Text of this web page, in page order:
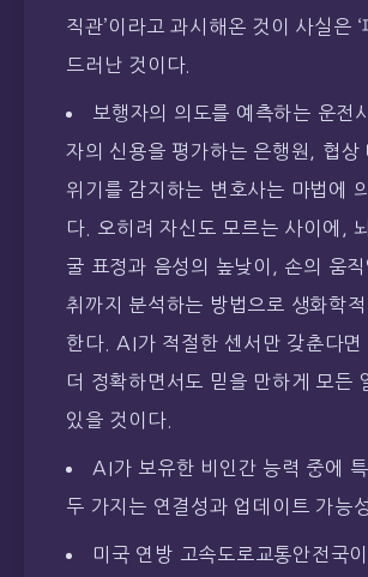
직관’이라고 과시해온 것이 사실은 ‘
드러난 것이다.
보행자의 의도를 예측하는 운전
자의 신용을 평가하는 은행원, 협상
위기를 감지하는 변호사는 마법에
다. 오히려 자신도 모르는 사이에,
굴 표정과 음성의 높낮이, 손의 움직
취까지 분석하는 방법으로 생화학
한다. AI가 적절한 센서만 갖춘다면
더 정확하면서도 믿을 만하게 모든
있을 것이다.
AI가 보유한 비인간 능력 중에
두 가지는 연결성과 업데이트 가능
미국 연방 고속도로교통안전국